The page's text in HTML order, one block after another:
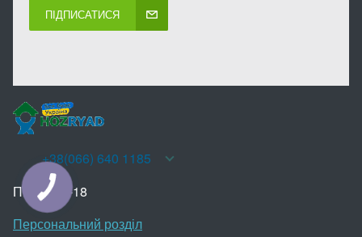
ПІДПИСАТИСЯ
+38(066) 640 1185
Пн-Нд 10-18
Персональний розділ
КНОПКА
ЗВ'ЯЗКУ